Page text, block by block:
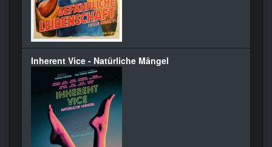
Inherent Vice - Natürliche Mängel